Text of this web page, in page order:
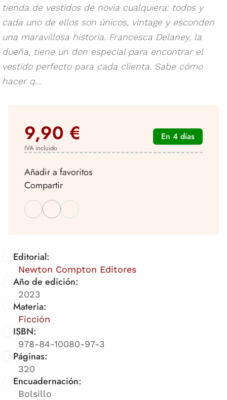
tienda de vestidos de novia cualquiera: todos y
cada uno de ellos son únicos, vintage y esconden
una maravillosa historia. Francesca Delaney, la
dueña, tiene un don especial para encontrar el
vestido perfecto para cada clienta. Sabe cómo
hacer q...
Editorial:
Newton Compton Editores
Año de edición:
2023
Materia:
Ficción
ISBN:
978-84-10080-97-3
Páginas:
320
Encuadernación:
Bolsillo
9,90 €
IVA incluido
En 4 días
Añadir a favoritos
Compartir